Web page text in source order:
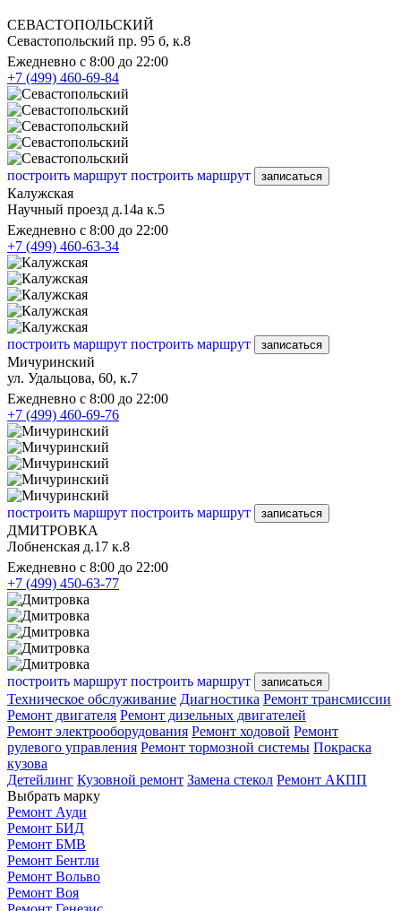
СЕВАСТОПОЛЬСКИЙ
Севастопольский пр. 95 б, к.8
Ежедневно с 8:00 до 22:00
+7 (499) 460-69-84
построить маршрут построить маршрут записаться
Калужская
Научный проезд д.14а к.5
Ежедневно с 8:00 до 22:00
+7 (499) 460-63-34
построить маршрут построить маршрут записаться
Мичуринский
ул. Удальцова, 60, к.7
Ежедневно с 8:00 до 22:00
+7 (499) 460-69-76
построить маршрут построить маршрут записаться
ДМИТРОВКА
Лобненская д.17 к.8
Ежедневно с 8:00 до 22:00
+7 (499) 450-63-77
построить маршрут построить маршрут записаться
Техническое обслуживание Диагностика Ремонт трансмиссии
Ремонт двигателя Ремонт дизельных двигателей
Ремонт электрооборудования Ремонт ходовой Ремонт
рулевого управления Ремонт тормозной системы Покраска
кузова
Детейлинг Кузовной ремонт Замена стекол Ремонт АКПП
Выбрать марку
Ремонт Ауди
Ремонт БИД
Ремонт БМВ
Ремонт Бентли
Ремонт Вольво
Ремонт Воя